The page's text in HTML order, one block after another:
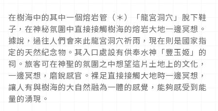
在樹海中的其中一個熔岩管（＊）「龍宮洞穴」脫下鞋
子，在神秘氛圍中直接接觸樹海的熔岩大地一邊冥想。
據說，過往人們會來此龍宮洞穴祈雨，現在則是國家指
定的天然紀念物。其入口處設有供奉水神「豐玉姬」的
祠。旅客可在神聖的氛圍之中想望這片土地上的文化，
一邊冥想，磨銳感官。裸足直接接觸大地時一邊冥想，
讓人有與樹海的大自然融為一體的感覺，能夠感受到能
量的湧現。